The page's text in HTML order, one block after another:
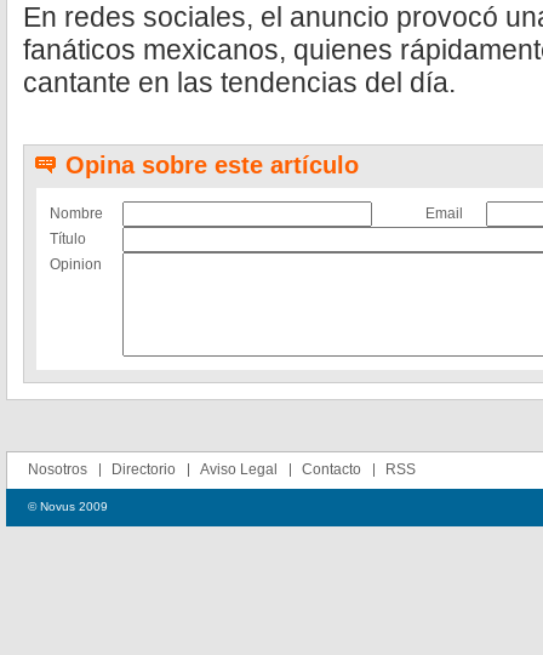
En redes sociales, el anuncio provocó
fanáticos mexicanos, quienes
cantante en las tendencias del día.
Opina sobre este artículo
Nombre
Email
Título
Opinion
Nosotros Directorio Aviso Legal Contacto RSS
© Novus 2009